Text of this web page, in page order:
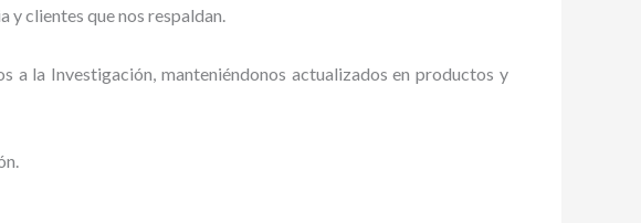
y clientes que nos respaldan.
a la Investigación, manteniéndonos actualizados en productos y